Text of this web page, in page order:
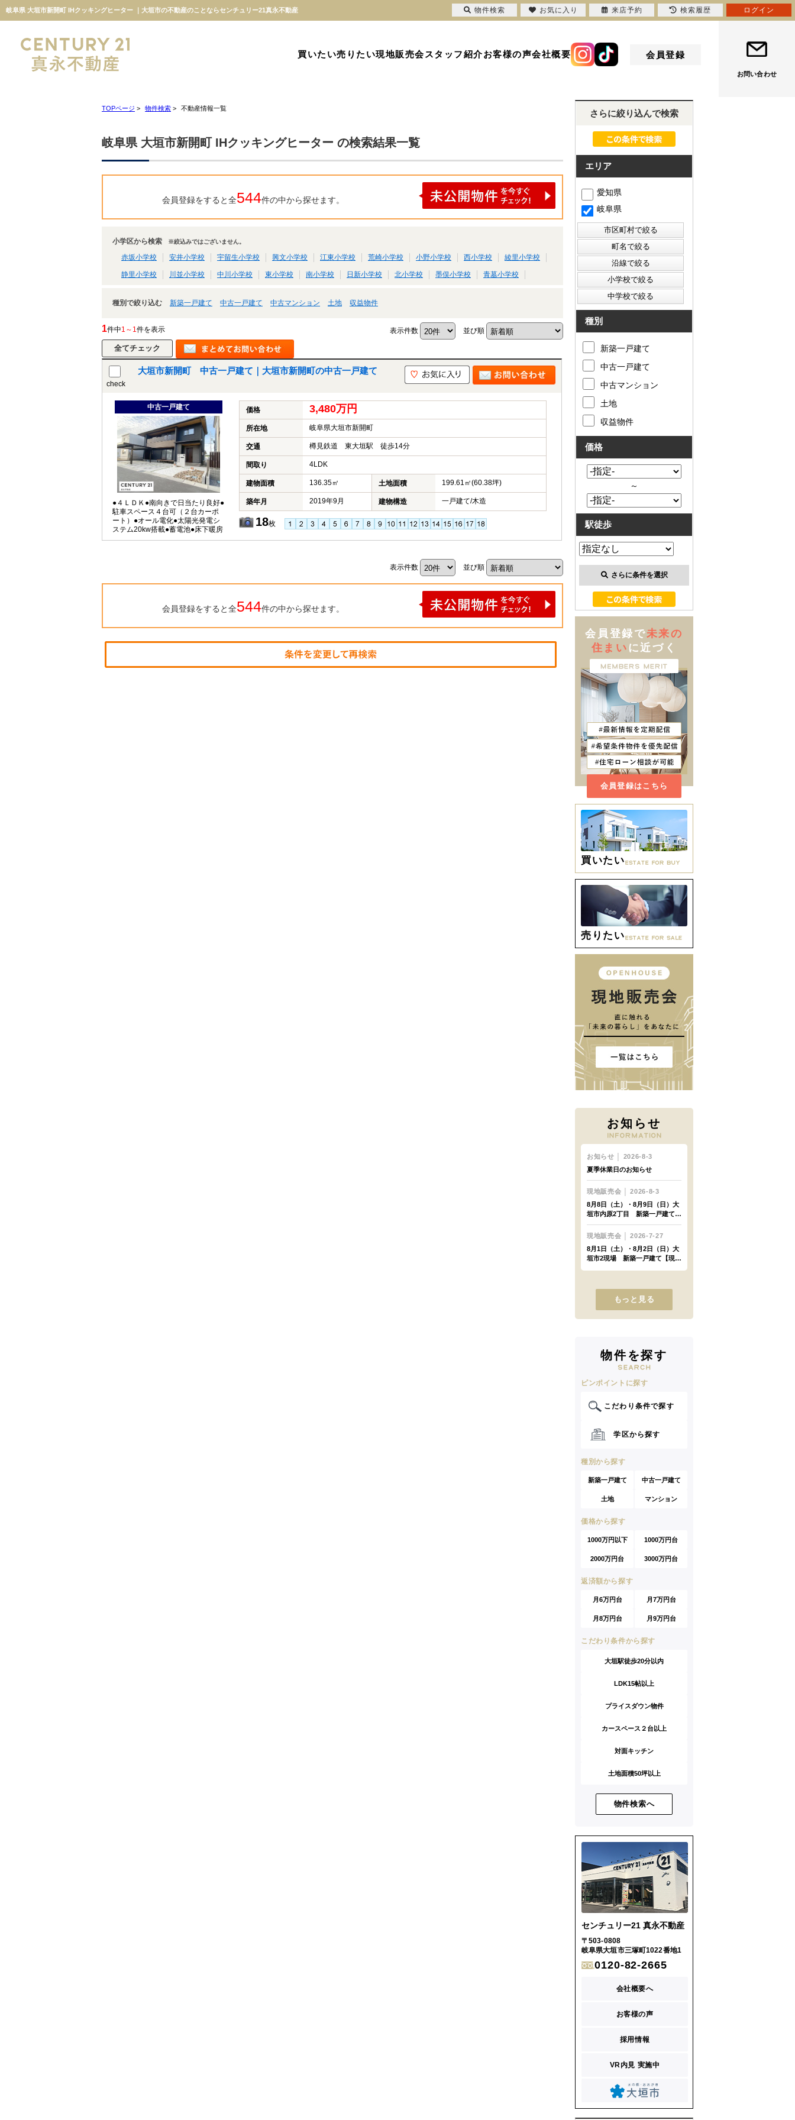
岐阜県 大垣市新開町 IHクッキングヒーター ｜大垣市の不動産のことならセンチュリー21真永不動産
買いたい売りたい現地販売会スタッフ紹介お客様の声会社概要 会員登録
お問い合わせ
TOPページ > 物件検索 > 不動産情報一覧
岐阜県 大垣市新開町 IHクッキングヒーター の検索結果一覧
会員登録をすると全544件の中から探せます。
小学区から検索 ※絞込みではございません。
赤坂小学校 安井小学校 宇留生小学校 興文小学校 江東小学校 荒崎小学校 小野小学校 西小学校 綾里小学校
静里小学校 川並小学校 中川小学校 東小学校 南小学校 日新小学校 北小学校 墨俣小学校 青墓小学校
種別で絞り込む 新築一戸建て 中古一戸建て 中古マンション 土地 収益物件
1件中1～1件を表示 表示件数 並び順
check
大垣市新開町 中古一戸建て｜大垣市新開町の中古一戸建て
中古一戸建て
●４ＬＤＫ●南向きで日当たり良好●
駐車スペース４台可（２台カーポ
ート）●オール電化●太陽光発電シ
ステム20kw搭載●蓄電池●床下暖房
価格 3,480万円
所在地 岐阜県大垣市新開町
交通 樽見鉄道 東大垣駅 徒歩14分
間取り 4LDK
建物面積 136.35㎡ 土地面積 199.61㎡(60.38坪)
築年月 2019年9月 建物構造 一戸建て/木造
18枚
表示件数 並び順
会員登録をすると全544件の中から探せます。
さらに絞り込んで検索
エリア
愛知県
岐阜県
種別
新築一戸建て
中古一戸建て
中古マンション
土地
収益物件
価格
～
駅徒歩
さらに条件を選択
会員登録で未来の
住まい に近づく
会員登録はこちら
買いたい
売りたい
お知らせ
もっと見る
物件を探す
ピンポイントに探す
こだわり条件で探す
学区から探す
種別から探す
新築一戸建て 中古一戸建て
土地 マンション
価格から探す
1000万円以下 1000万円台
2000万円台 3000万円台
返済額から探す
月6万円台 月7万円台
月8万円台 月9万円台
こだわり条件から探す
大垣駅徒歩20分以内
LDK15帖以上
プライスダウン物件
カースペース２台以上
対面キッチン
土地面積50坪以上
物件検索へ
センチュリー21 真永不動産
〒503-0808
岐阜県大垣市三塚町1022番地1
0120-82-2665
会社概要へ
お客様の声
採用情報
VR内見 実施中
物件検索 お気に入り 来店予約 検索履歴 ログイン